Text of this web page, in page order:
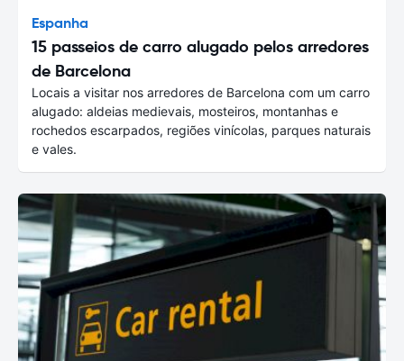
Espanha
15 passeios de carro alugado pelos arredores
de Barcelona
Locais a visitar nos arredores de Barcelona com um carro
alugado: aldeias medievais, mosteiros, montanhas e
rochedos escarpados, regiões vinícolas, parques naturais
e vales.